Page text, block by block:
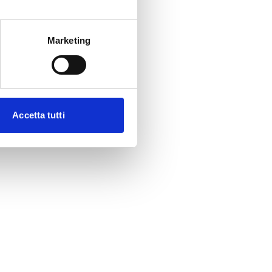
Marketing
Accetta tutti